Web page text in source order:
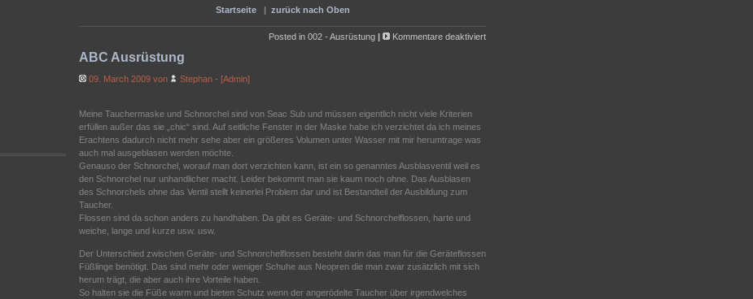
Startseite zurück nach Oben
Posted in002 - Ausrüstung | Kommentare deaktiviertfür
ABC Ausrüstung
09. March 2009 von Stephan - [Admin]
Meine Tauchermaske und Schnorchel sind von Seac Sub und müssen eigentlich nicht viele Kriterien
erfüllen außer das sie „chic“ sind. Auf seitliche Fenster in der Maske habe ich verzichtet da ich meines
Erachtens dadurch nicht mehr sehe aber ein größeres Volumen unter Wasser mit mir herumtrage was
auch mal ausgeblasen werden möchte.
Genauso der Schnorchel, worauf man dort verzichten kann, ist ein so genanntes Ausblasventil weil es
den Schnorchel nur unhandlicher macht. Leider bekommt man sie kaum noch ohne. Das Ausblasen
des Schnorchels ohne das Ventil stellt keinerlei Problem dar und ist Bestandteil der Ausbildung zum
Taucher.
Flossen sind da schon anders zu handhaben. Da gibt es Geräte- und Schnorchelflossen, harte und
weiche, lange und kurze usw. usw.
Der Unterschied zwischen Geräte- und Schnorchelflossen besteht darin das man für die Geräteflossen
Füßlinge benötigt. Das sind mehr oder weniger Schuhe aus Neopren die man zwar zusätzlich mit sich
herum trägt, die aber auch ihre Vorteile haben.
So halten sie die Füße warm und bieten Schutz wenn der angerödelte Taucher über irgendwelches